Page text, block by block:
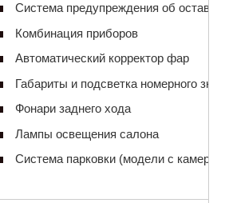
Система предупреждения об
Комбинация приборов
Автоматический корректор фар
Габариты и подсветка номерного
Фонари заднего хода
Лампы освещения салона
Система парковки (модели с камерой